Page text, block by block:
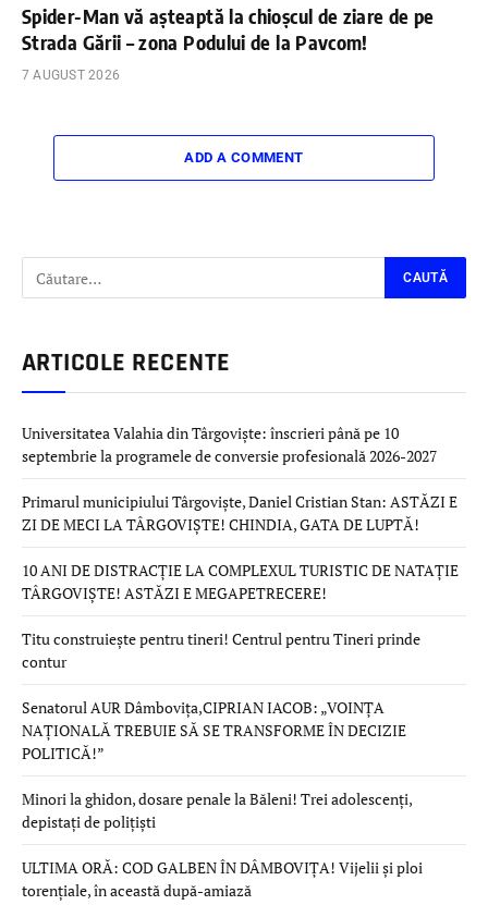
Spider-Man vă așteaptă la chioșcul de ziare de pe
Strada Gării – zona Podului de la Pavcom!
7 AUGUST 2026
ADD A COMMENT
ARTICOLE RECENTE
Universitatea Valahia din Târgoviște: înscrieri până pe 10
septembrie la programele de conversie profesională 2026-2027
Primarul municipiului Târgoviște, Daniel Cristian Stan: ASTĂZI E
ZI DE MECI LA TÂRGOVIȘTE! CHINDIA, GATA DE LUPTĂ!
10 ANI DE DISTRACȚIE LA COMPLEXUL TURISTIC DE NATAȚIE
TÂRGOVIȘTE! ASTĂZI E MEGAPETRECERE!
Titu construiește pentru tineri! Centrul pentru Tineri prinde
contur
Senatorul AUR Dâmbovița,CIPRIAN IACOB: „VOINȚA
NAȚIONALĂ TREBUIE SĂ SE TRANSFORME ÎN DECIZIE
POLITICĂ!”
Minori la ghidon, dosare penale la Băleni! Trei adolescenți,
depistați de polițiști
ULTIMA ORĂ: COD GALBEN ÎN DÂMBOVIȚA! Vijelii și ploi
torențiale, în această după-amiază